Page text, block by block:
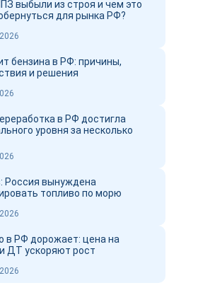
выбыли из строя и чем это
для рынка РФ?
бензина в РФ: причины,
и решения
в РФ достигла
уровня за несколько
Россия вынуждена
топливо по морю
в РФ дорожает: цена на
ДТ ускоряют рост